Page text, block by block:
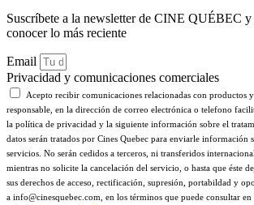
Suscríbete a la newsletter de CINE QUÉBEC y
conocer lo más reciente
Email
Privacidad y comunicaciones comerciales
Acepto recibir comunicaciones relacionadas con productos
responsable, en la dirección de correo electrónica o telefono
la política de privacidad y la siguiente información sobre el
datos serán tratados por Cines Quebec para enviarle información
servicios. No serán cedidos a terceros, ni transferidos
mientras no solicite la cancelación del servicio, o hasta que éste
sus derechos de acceso, rectificación, supresión, portabildad y
a info@cinesquebec.com, en los términos que puede consultar en